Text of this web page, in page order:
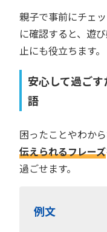
親子で事前にチェ
に確認すると、遊
止にも役立ちます。
安心して過ご
語
困ったことやわか
伝えられるフレーズ
過ごせます。
例文